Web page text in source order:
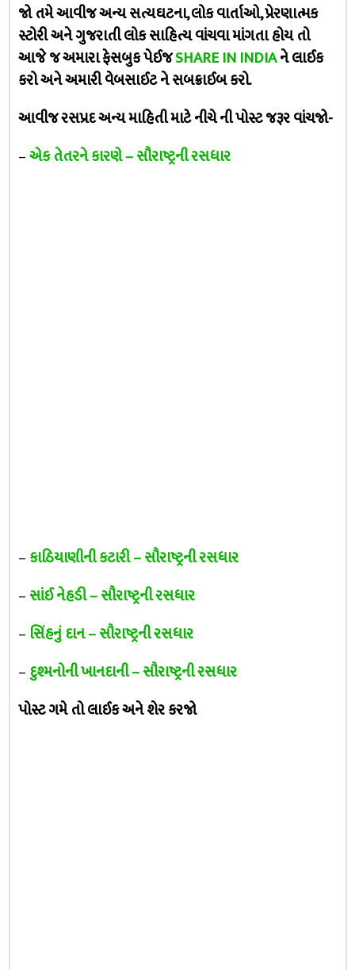
જો તમે આવીજ અન્ય સત્યઘટના, લોક વાર્તાઓ, પ્રેરણાત્મક
સ્ટોરી અને ગુજરાતી લોક સાહિત્ય વાંચવા માંગતા હોય તો
આજે જ અમારા ફેસબુક પેઈજSHARE IN INDIAને લાઈક
કરો અને અમારી વેબસાઈટ ને સબક્રાઈબ કરો.
આવીજ રસપ્રદ અન્ય માહિતી માટે નીચે ની પોસ્ટ જરૂર વાંચજો-
–એક તેતરને કારણે – સૌરાષ્ટ્રની રસધાર
–કાઠિયાણીની કટારી – સૌરાષ્ટ્રની રસધાર
–સાંઈ નેહડી – સૌરાષ્ટ્રની રસધાર
– સિંહનું દાન – સૌરાષ્ટ્રની રસધાર
–દુશ્મનોની ખાનદાની – સૌરાષ્ટ્રની રસધાર
પોસ્ટ ગમે તો લાઈક અને શેર કરજો